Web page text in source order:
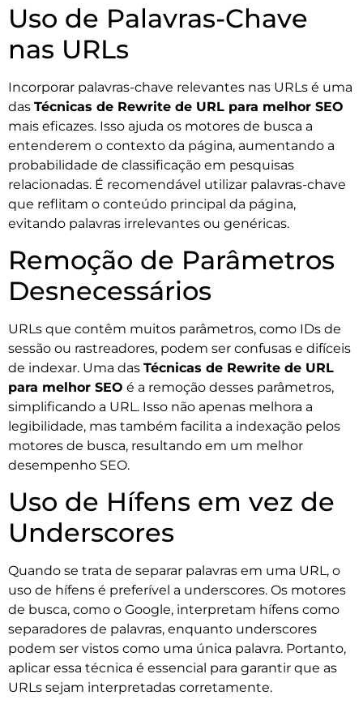
Uso de Palavras-Chave
nas URLs
Incorporar palavras-chave relevantes nas URLs é uma
das Técnicas de Rewrite de URL para melhor SEO
mais eficazes. Isso ajuda os motores de busca a
entenderem o contexto da página, aumentando a
probabilidade de classificação em pesquisas
relacionadas. É recomendável utilizar palavras-chave
que reflitam o conteúdo principal da página,
evitando palavras irrelevantes ou genéricas.
Remoção de Parâmetros
Desnecessários
URLs que contêm muitos parâmetros, como IDs de
sessão ou rastreadores, podem ser confusas e difíceis
de indexar. Uma das Técnicas de Rewrite de URL
para melhor SEO é a remoção desses parâmetros,
simplificando a URL. Isso não apenas melhora a
legibilidade, mas também facilita a indexação pelos
motores de busca, resultando em um melhor
desempenho SEO.
Uso de Hífens em vez de
Underscores
Quando se trata de separar palavras em uma URL, o
uso de hífens é preferível a underscores. Os motores
de busca, como o Google, interpretam hífens como
separadores de palavras, enquanto underscores
podem ser vistos como uma única palavra. Portanto,
aplicar essa técnica é essencial para garantir que as
URLs sejam interpretadas corretamente.